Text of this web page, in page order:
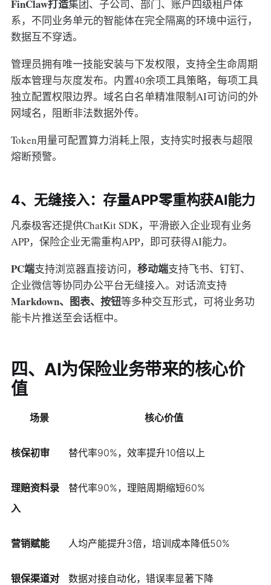
FinClaw打造集团、子公司、部门、账户四级租户体
系，不同业务单元的智能体在完全隔离的环境中运行，
数据互不穿透。
管理员拥有唯一技能安装与下发权限，支持全生命周期
版本管理与灰度发布。内置40余项工具策略，每项工具
独立配置权限边界。域名白名单精准限制AI可访问的外
网域名，阻断非法数据外传。
Token用量可配置算力消耗上限，支持实时报表与超限
熔断预警。
4、无缝接入：存量APP零重构获AI能力
凡泰极客还提供ChatKit SDK，平滑嵌入企业现有业务
APP，保险企业无需重构APP，即可获得AI能力。
PC端支持浏览器直接访问， 移动端支持飞书、钉钉、
企业微信等协同办公平台无缝接入。对话流支持
Markdown、图表、按钮等多种交互形式，可将业务功
能卡片推送至会话框中。
四、AI为保险业务带来的核心价
值
场景 核心价值
核保初审 替代率90%，效率提升10倍以上
理赔资料录
入
替代率90%，理赔周期缩短60%
营销赋能 人均产能提升3倍，培训成本降低50%
银保渠道对
数据对接自动化，错误率显著下降